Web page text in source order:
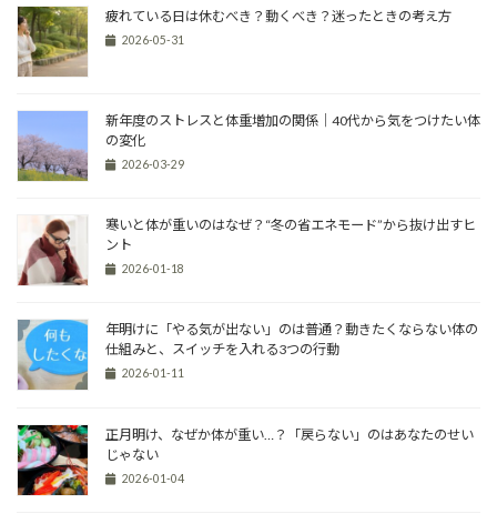
疲れている日は休むべき？動くべき？迷ったときの考え方
2026-05-31
新年度のストレスと体重増加の関係｜40代から気をつけたい体
の変化
2026-03-29
寒いと体が重いのはなぜ？“冬の省エネモード”から抜け出すヒ
ント
2026-01-18
年明けに「やる気が出ない」のは普通？動きたくならない体の
仕組みと、スイッチを入れる3つの行動
2026-01-11
正月明け、なぜか体が重い…？「戻らない」のはあなたのせい
じゃない
2026-01-04